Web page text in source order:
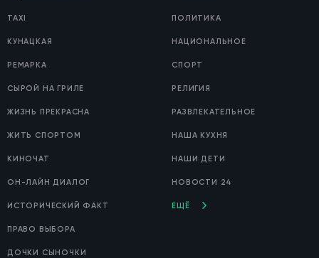
TAXI
КУНАЦКАЯ
РЕМАРКА
СЫРОЙ НА ГРИЛЕ
ЖИЗНЬ ПРЕКРАСНА
ЖИТЬ СПОРТОМ
КИНОЧАТ
ОН-ЛАЙН ДИАЛОГ
ИСТОРИЧЕСКИЙ ФАКТ
ПРАВО ВЫБОРА
ДОЧКИ СЫНОЧКИ
ПОЛИТИКА
НАЦИОНАЛЬНОЕ
СПОРТ
РЕЛИГИЯ
РАЗВЛЕКАТЕЛЬНОЕ
НАША КУХНЯ
НАШИ ДЕТИ
НОВОСТИ 24
ЕЩЁ